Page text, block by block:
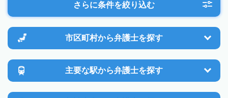
さらに条件を絞り込む
市区町村から弁護士を探す
主要な駅から弁護士を探す